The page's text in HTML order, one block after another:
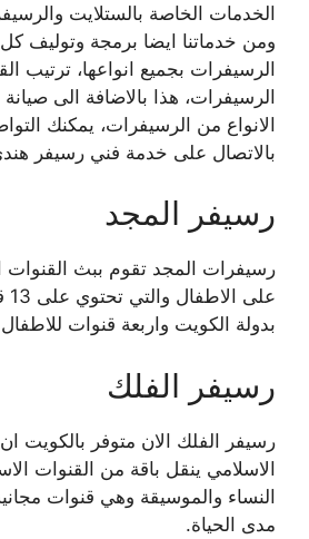
الخدمات الخاصة بالستلايت
ومن خدماتنا ايضا برمجة وتوليف
الرسيفرات بجميع انواعها، ترتيب
الرسيفرات، هذا بالاضافة الى
الانواع من الرسيفرات، يمكنك
بالاتصال على خدمة فني رسيفر هندي البر
رسيفر المجد
رسيفرات المجد تقوم ببث القنوات
بدولة الكويت واربعة قنوات
رسيفر الفلك
رسيفر الفلك الان متوفر بالكويت
الاسلامي ينقل باقة من القنوات
النساء والموسيقة وهي قنوات
مدى الحياة.